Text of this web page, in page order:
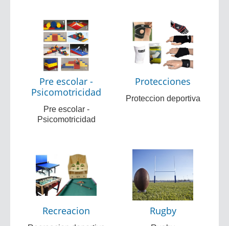
Pre escolar -
Psicomotricidad
Pre escolar -
Psicomotricidad
Protecciones
Proteccion deportiva
Recreacion Rugby